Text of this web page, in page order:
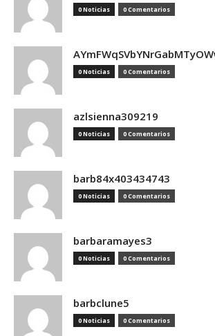
0 Noticias 0 Comentarios
0 Noticias 0 Comentarios
azlsienna309219
0 Noticias 0 Comentarios
barb84x403434743
0 Noticias 0 Comentarios
barbaramayes3
0 Noticias 0 Comentarios
barbclune5
0 Noticias 0 Comentarios